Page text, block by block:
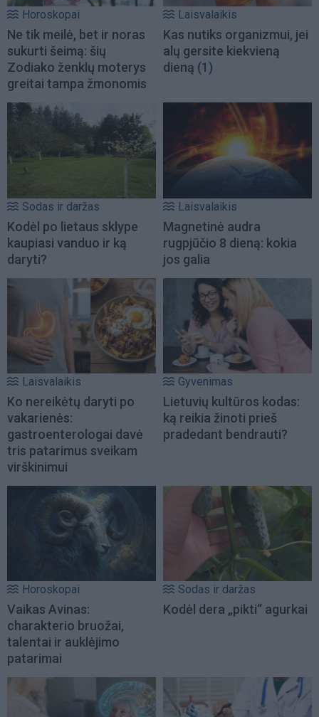
Horoskopai
Ne tik meilė, bet ir noras
sukurti šeimą: šių
Zodiako ženklų moterys
greitai tampa žmonomis
Laisvalaikis
Kas nutiks organizmui, jei
alų gersite kiekvieną
dieną (1)
Sodas ir daržas
Kodėl po lietaus sklype
kaupiasi vanduo ir ką
daryti?
Laisvalaikis
Magnetinė audra
rugpjūčio 8 dieną: kokia
jos galia
Laisvalaikis
Ko nereikėtų daryti po
vakarienės:
gastroenterologai davė
tris patarimus sveikam
virškinimui
Gyvenimas
Lietuvių kultūros kodas:
ką reikia žinoti prieš
pradedant bendrauti?
Horoskopai
Vaikas Avinas:
charakterio bruožai,
talentai ir auklėjimo
patarimai
Sodas ir daržas
Kodėl dera „pikti“ agurkai